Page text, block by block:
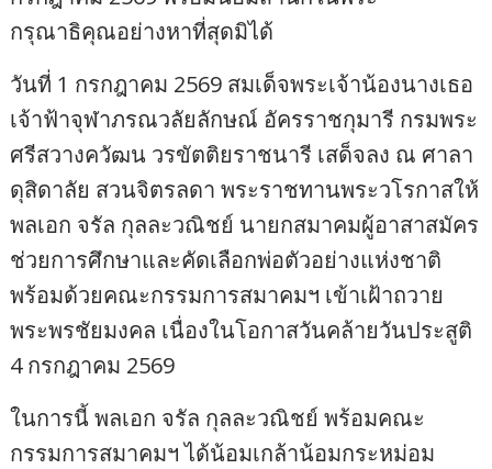
กรุณาธิคุณอย่างหาที่สุดมิได้
วันที่ 1 กรกฎาคม 2569 สมเด็จพระเจ้าน้องนางเธอ
เจ้าฟ้าจุฬาภรณวลัยลักษณ์ อัครราชกุมารี กรมพระ
ศรีสวางควัฒน วรขัตติยราชนารี เสด็จลง ณ ศาลา
ดุสิดาลัย สวนจิตรลดา พระราชทานพระวโรกาสให้
พลเอก จรัล กุลละวณิชย์ นายกสมาคมผู้อาสาสมัคร
ช่วยการศึกษาและคัดเลือกพ่อตัวอย่างแห่งชาติ
พร้อมด้วยคณะกรรมการสมาคมฯ เข้าเฝ้าถวาย
พระพรชัยมงคล เนื่องในโอกาสวันคล้ายวันประสูติ
4 กรกฎาคม 2569
ในการนี้ พลเอก จรัล กุลละวณิชย์ พร้อมคณะ
กรรมการสมาคมฯ ได้น้อมเกล้าน้อมกระหม่อม